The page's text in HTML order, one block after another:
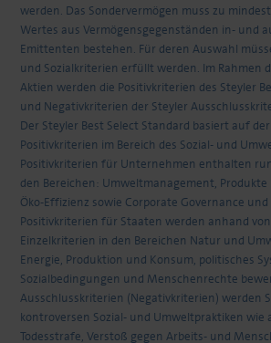
werden. Das Sondervermögen muss zu
Wertes aus Vermögensgegenständen in- und
Emittenten bestehen. Für deren Auswahl
und Sozialkriterien erfüllt werden. Im Rahmen
Aktien werden die Positivkriterien des Steyler
und Negativkriterien der Steyler
Der Steyler Best Select Standard basiert auf
Positivkriterien im Bereich des Sozial- und
Positivkriterien für Unternehmen enthalten
den Bereichen: Umweltmanagement,
Öko-Effizienz sowie Corporate Governance
Positivkriterien für Staaten werden anhand
Einzelkriterien in den Bereichen Natur und
Energie, Produktion und Konsum, politisches
Sozialbedingungen und Menschenrechte
Ausschlusskriterien (Negativkriterien) werden
kontroversen Sozial- und Umweltpraktiken wie
Todesstrafe, Verstoß gegen Arbeits- und